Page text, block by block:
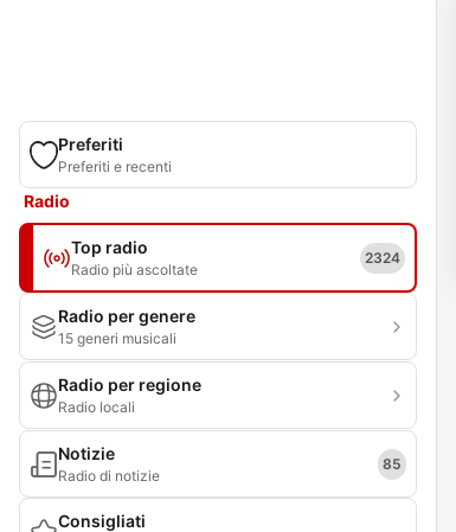
Preferiti
Preferiti e recenti
Radio
Top radio
Radio più ascoltate
2324
Radio per genere
15 generi musicali
Radio per regione
Radio locali
Notizie
Radio di notizie
85
Consigliati